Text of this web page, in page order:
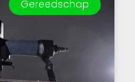
Gereedschap